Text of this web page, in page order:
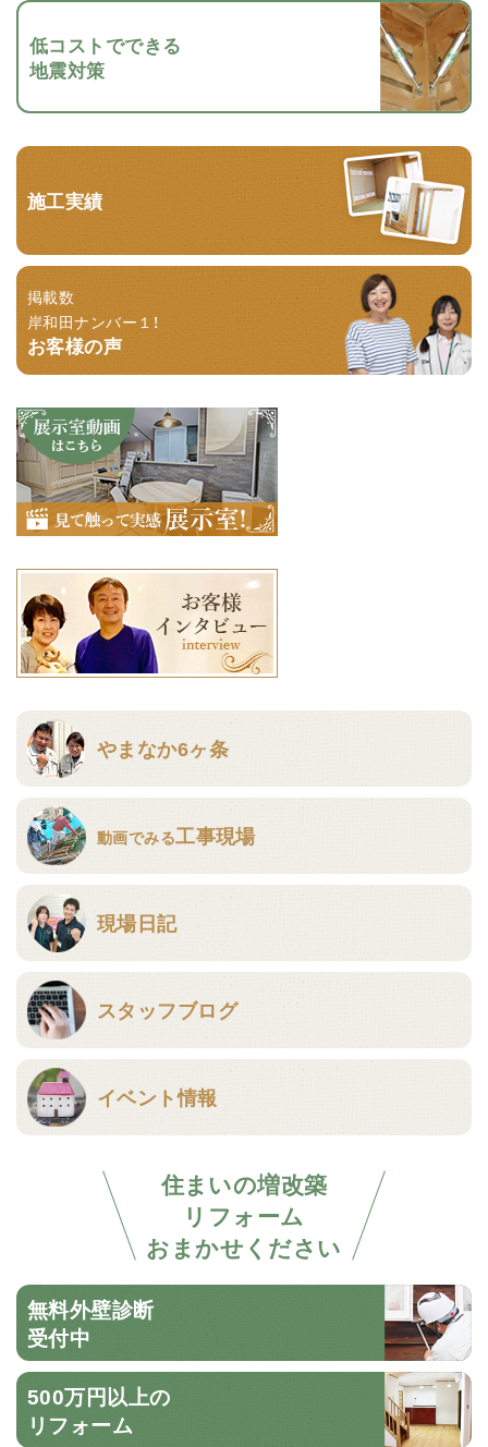
低コストでできる
地震対策
施工実績
掲載数
岸和田ナンバー１！
お客様の声
やまなか6ヶ条
動画でみる工事現場
現場日記
スタッフブログ
イベント情報
住まいの増改築
リフォーム
おまかせください
無料外壁診断
受付中
500万円以上の
リフォーム